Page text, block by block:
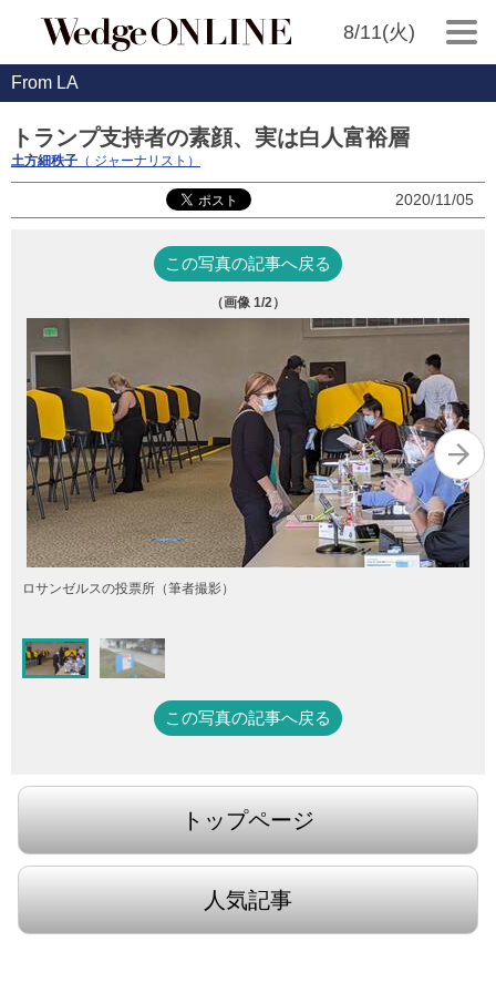
8/11(火)
From LA
トランプ支持者の素顔、実は白人富裕層
土方細秩子 （ ジャーナリスト）
2020/11/05
この写真の記事へ戻る
（画像 1/2）
ロサンゼルスの投票所（筆者撮影）
この写真の記事へ戻る
トップページ
人気記事